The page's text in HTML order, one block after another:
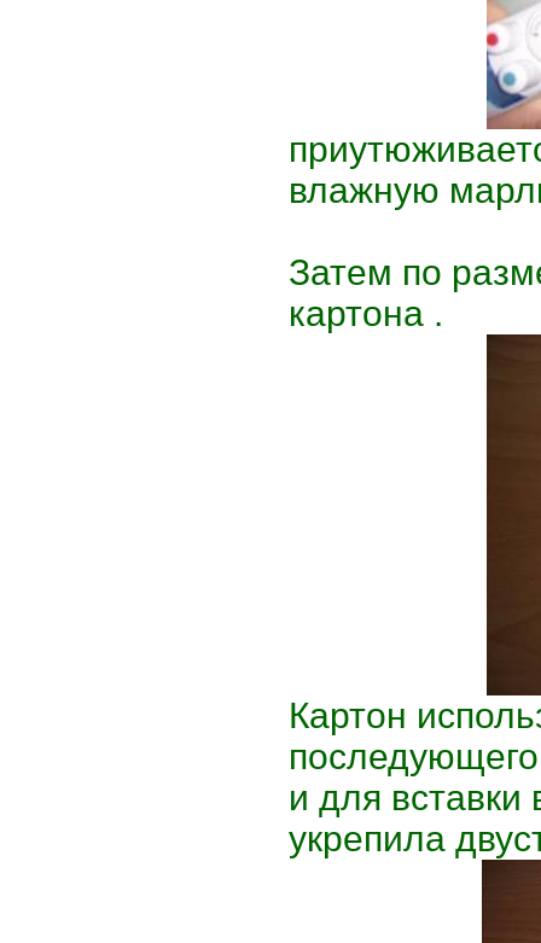
влажную
Затем по
картона .
Картон
и для вставки
укрепила